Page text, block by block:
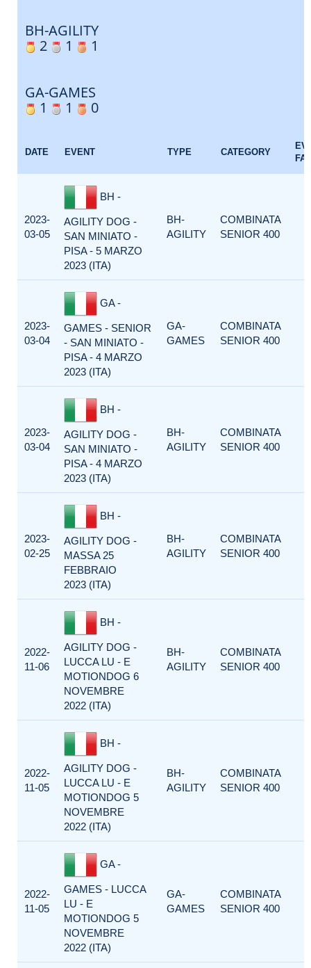
BH-AGILITY
2
1 1
GA-GAMES
1
1 0
DATE EVENT TYPE CATEGORY
2023-
03-05
BH -
AGILITY DOG -
SAN MINIATO -
PISA - 5 MARZO
2023 (ITA)
BH-
AGILITY
COMBINATA
SENIOR 400
2023-
03-04
GA -
GAMES - SENIOR
- SAN MINIATO -
PISA - 4 MARZO
2023 (ITA)
GA-
GAMES
COMBINATA
SENIOR 400
2023-
03-04
BH -
AGILITY DOG -
SAN MINIATO -
PISA - 4 MARZO
2023 (ITA)
BH-
AGILITY
COMBINATA
SENIOR 400
2023-
02-25
BH -
AGILITY DOG -
MASSA 25
FEBBRAIO
2023 (ITA)
BH-
AGILITY
COMBINATA
SENIOR 400
2022-
11-06
BH -
AGILITY DOG -
LUCCA LU - E
MOTIONDOG 6
NOVEMBRE
2022 (ITA)
BH-
AGILITY
COMBINATA
SENIOR 400
2022-
11-05
BH -
AGILITY DOG -
LUCCA LU - E
MOTIONDOG 5
NOVEMBRE
2022 (ITA)
BH-
AGILITY
COMBINATA
SENIOR 400
2022-
11-05
GA -
GAMES - LUCCA
LU - E
MOTIONDOG 5
NOVEMBRE
2022 (ITA)
GA-
GAMES
COMBINATA
SENIOR 400